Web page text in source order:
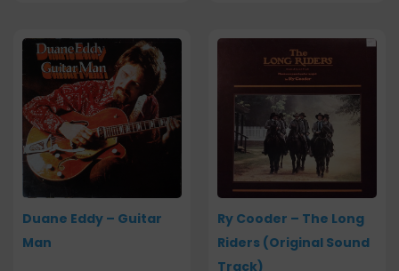
Duane Eddy – Guitar
Man
Ry Cooder – The Long
Riders (Original Sound
Track)